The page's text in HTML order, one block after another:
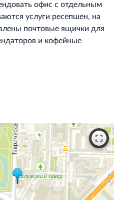
офис с отдельным
услуги ресепшен, на
почтовые ящички для
и кофейные